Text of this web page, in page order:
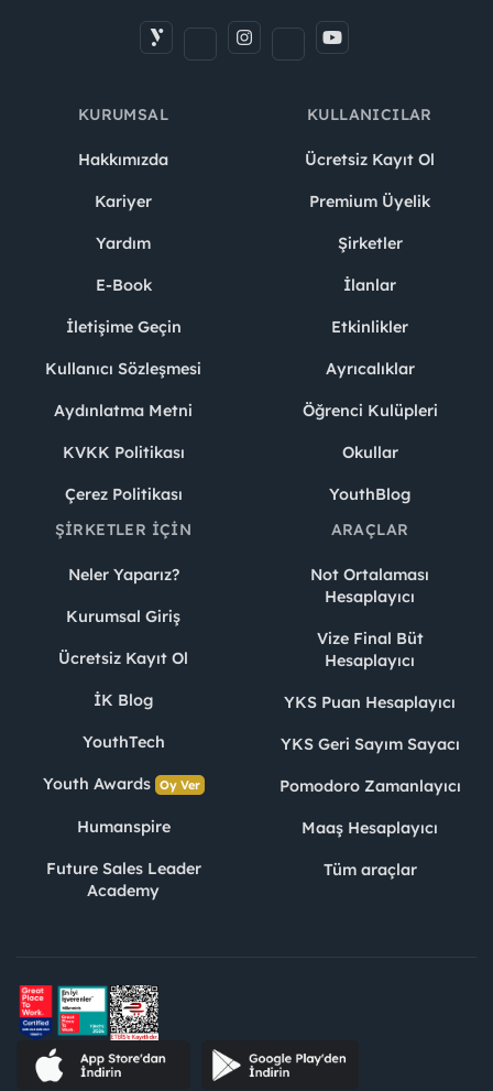
KURUMSAL
Hakkımızda
Kariyer
Yardım
E-Book
İletişime Geçin
Kullanıcı Sözleşmesi
Aydınlatma Metni
KVKK Politikası
Çerez Politikası
KULLANICILAR
Ücretsiz Kayıt Ol
Premium Üyelik
Şirketler
İlanlar
Etkinlikler
Ayrıcalıklar
Öğrenci Kulüpleri
Okullar
YouthBlog
ŞIRKETLER İÇIN
Neler Yaparız?
Kurumsal Giriş
Ücretsiz Kayıt Ol
İK Blog
YouthTech
Youth Awards Oy Ver
Humanspire
Future Sales Leader
Academy
ARAÇLAR
Not Ortalaması
Hesaplayıcı
Vize Final Büt
Hesaplayıcı
YKS Puan Hesaplayıcı
YKS Geri Sayım Sayacı
Pomodoro Zamanlayıcı
Maaş Hesaplayıcı
Tüm araçlar